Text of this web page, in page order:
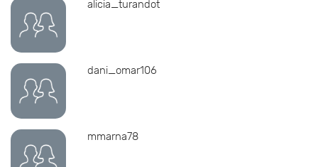
alicia_turandot
dani_omar106
mmarna78